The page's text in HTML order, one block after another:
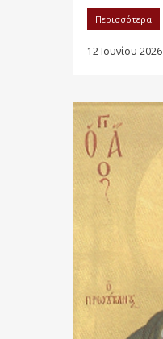
Περισσότερα
12 Ιουνίου 2026